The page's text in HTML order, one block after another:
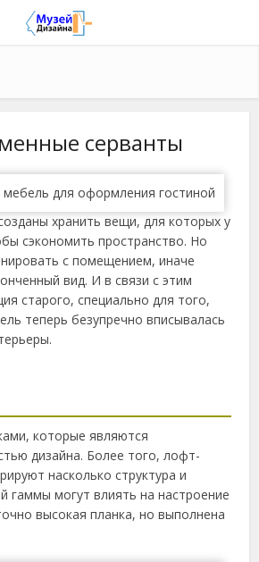
серванты
хранить вещи, для которых у
сэкономить пространство. Но
с помещением, иначе
вид. И в связи с этим
старого, специально для того,
теперь безупречно вписывалась
которые являются
дизайна. Более того, лофт-
насколько структура и
гаммы могут влиять на настроение
высокая планка, но выполнена